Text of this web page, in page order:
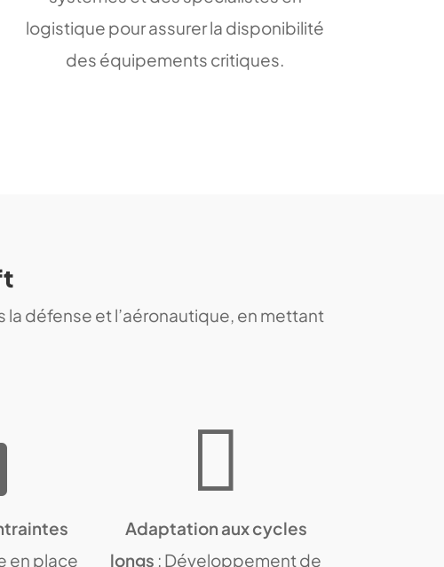
logistique pour assurer la disponibilité
des équipements critiques.
défense et l’aéronautique, en mettant
en place

Adaptation aux cycles
longs : Développement de